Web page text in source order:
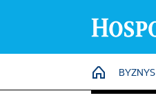
HOME
BYZNYS